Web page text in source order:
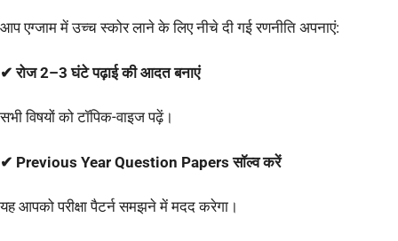
आप एग्जाम में उच्च स्कोर लाने के लिए नीचे दी गई रणनीति अपनाएं:
✔ रोज 2–3 घंटे पढ़ाई की आदत बनाएं
सभी विषयों को टॉपिक-वाइज पढ़ें।
✔ Previous Year Question Papers सॉल्व करें
यह आपको परीक्षा पैटर्न समझने में मदद करेगा।